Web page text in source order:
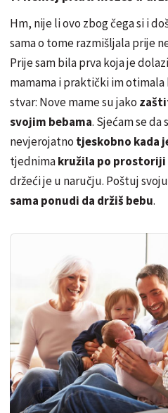
Hm, nije li ovo zbog čega si i
sama o tome razmišljala prije
Prije sam bila prva koja je
mamama i praktički im
stvar: Nove mame su jako
svojim bebama. Sjećam se da
nevjerojatno tjeskobno kada
tjednimakružila po prostoriji
držeći je u naručju. Poštuj
sama ponudi da držiš bebu.